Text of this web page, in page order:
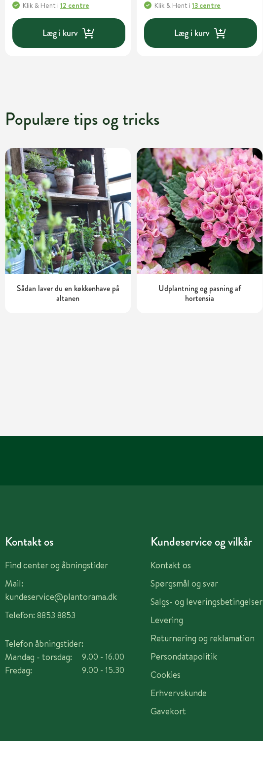
Klik & Hent i 12 centre
Læg i kurv
Klik & Hent i13 centre
Læg i kurv
Populære tips og tricks
Sådan laver du en køkkenhave på
altanen
Udplantning og pasning af
hortensia
Kontakt os
Find center og åbningstider
Mail:
kundeservice@plantorama.dk
Telefon: 8853 8853
Telefon åbningstider:
Mandag - torsdag:
Fredag:
9.00 - 16.00
9.00 - 15.30
Kundeservice og vilkår
Kontakt os
Spørgsmål og svar
Salgs- og leveringsbetingelser
Levering
Returnering og reklamation
Persondatapolitik
Cookies
Erhvervskunde
Gavekort